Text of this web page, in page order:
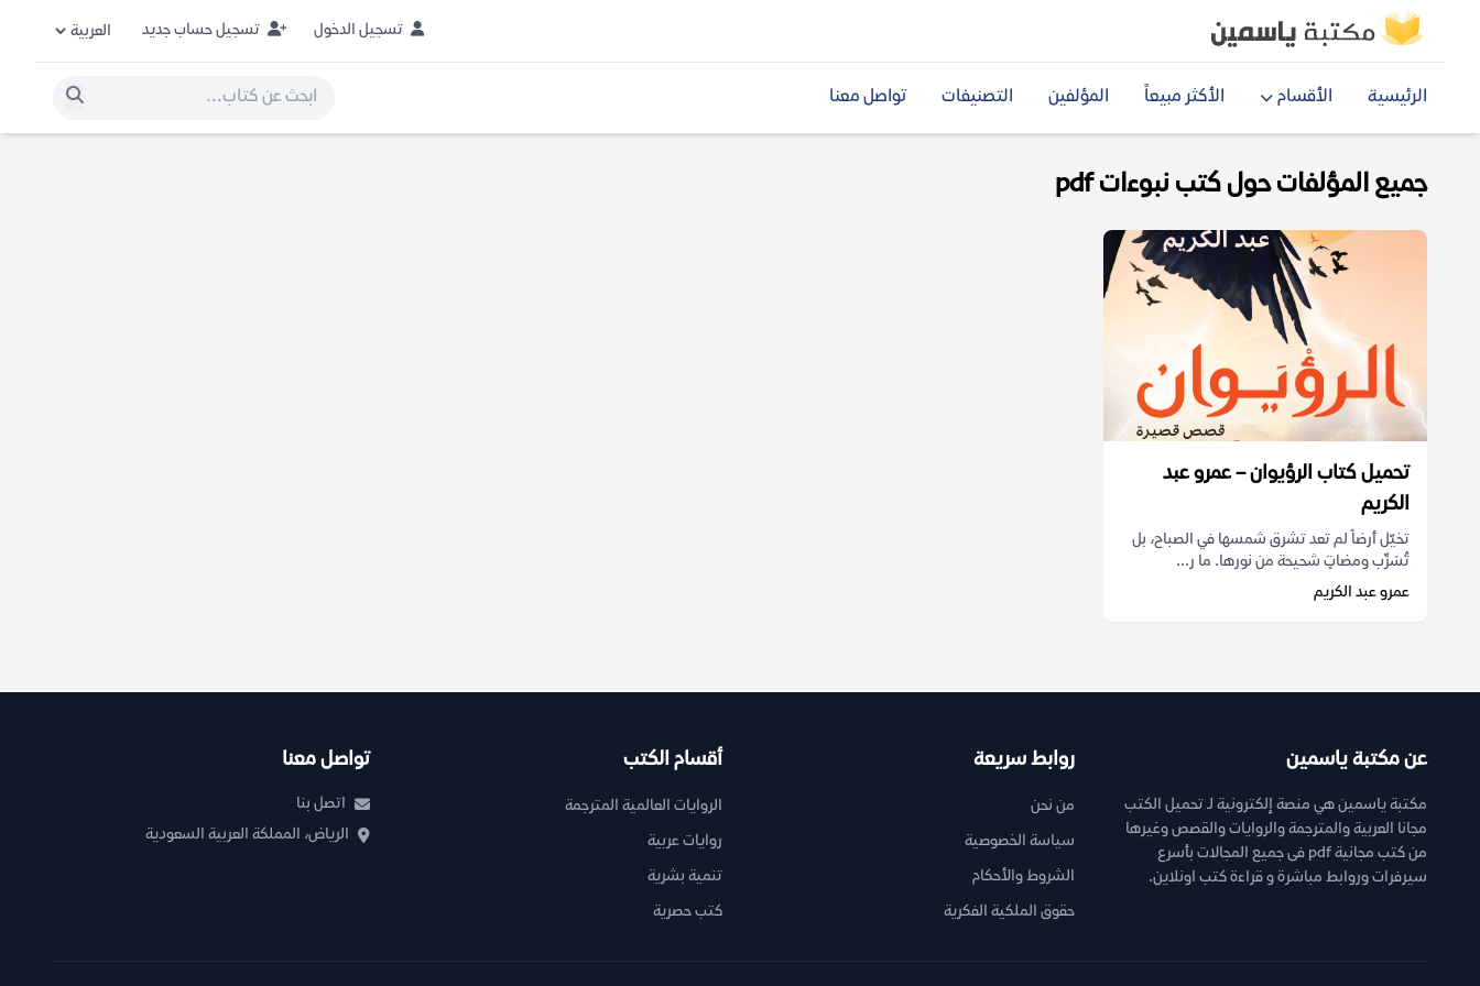
تسجيل الدخول تسجيل حساب جديد
الرئيسية الأقسام الأكثر مبيعاً المؤلفين التصنيفات تواصل معنا
جميع المؤلفات حول كتب نبوءات pdf
تحميل كتاب الرؤيوان – عمرو عبد
الكريم
تخيّل أرضاً لم تعد تشرق شمسها في الصباح، بل
تُسَرِّب ومضاتٍ شحيحة من نورها. ما ر...
عمرو عبد الكريم
عن مكتبة ياسمين
مكتبة ياسمين هي منصة إلكترونية لـ تحميل الكتب
مجانا العربية والمترجمة والروايات والقصص وغيرها
من كتب مجانية pdf فى جميع المجالات بأسرع
سيرفرات وروابط مباشرة و قراءة كتب اونلاين.
روابط سريعة
من نحن
سياسة الخصوصية
الشروط والأحكام
حقوق الملكية الفكرية
أقسام الكتب
الروايات العالمية المترجمة
روايات عربية
تنمية بشرية
كتب حصرية
تواصل معنا
اتصل بنا
الرياض، المملكة العربية السعودية